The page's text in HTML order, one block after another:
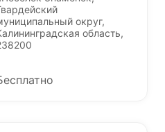
округ,
область,